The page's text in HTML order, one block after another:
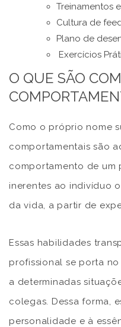
Treinamentos
Cultura de
Plano de
Exercícios
O QUE SÃO
Como o próprio nome
comportamentais são
comportamento de um
inerentes ao indivíduo
da vida, a partir de
Essas habilidades
profissional se porta
a determinadas
colegas. Dessa forma,
personalidade e à